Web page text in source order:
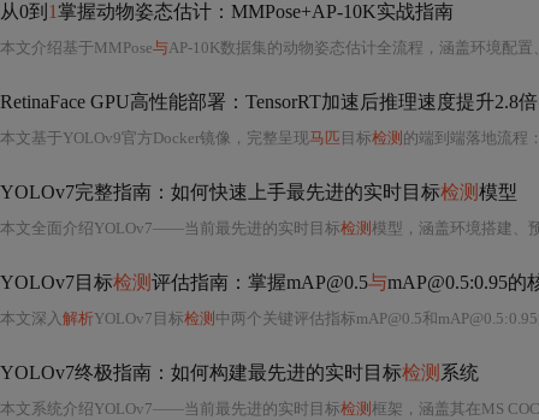
从0到 1掌握动物姿态估计：MMPose+AP-10K实战指南
本文介绍基于MMPose与AP-10K数据集的动物姿态估计全流程，涵盖环境配置、模型
RetinaFace GPU高性能部署：TensorRT加速后推理速度提升2.8
本文基于YOLOv9官方Docker镜像，完整呈现马匹 目标检测 的端到端落地流程
YOLOv7完整指南：如何快速上手最先进的实时目标检测 模型
本文全面介绍YOLOv7——当前最先进的实时目标检测 模型，涵盖环境搭建、
YOLOv7目标检测 评估指南：掌握mAP@0.5与mAP@0.5:0.95的
本文深入解析YOLOv7目标检测 中两个关键评估指标mAP@0.5和mAP@0.5:0.95的本质差异
YOLOv7终极指南：如何构建最先进的实时目标检测 系统
本文系统介绍YOLOv7——当前最先进的实时目标检测 框架，涵盖其在MS